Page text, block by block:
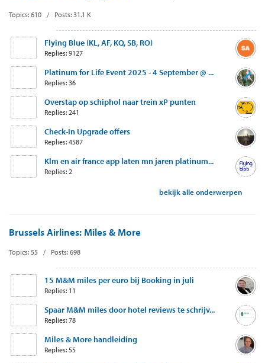
Topics: 610 / Posts: 31.1 K
Flying Blue (KL, AF, KQ, SB, RO)
Replies: 9127
Platinum for Life Event 2025 - 4 September @ ...
Replies: 36
Overstap op schiphol naar trein xP punten
Replies: 241
Check-In Upgrade offers
Replies: 4587
Klm en air france app laten mn jaren platinum...
Replies: 2
bekijk alle onderwerpen
Brussels Airlines: Miles & More
Topics: 55 / Posts: 698
15 M&M miles per euro bij Booking in juli
Replies: 11
Spaar M&M miles door hotel reviews te schrijv...
Replies: 78
Miles & More handleiding
Replies: 55